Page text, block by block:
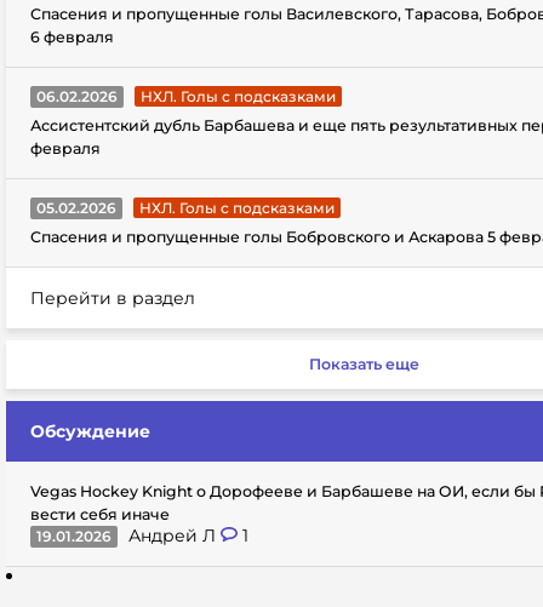
Спасения и пропущенные голы Василевского, Тарасова,
6 февраля
06.02.2026
НХЛ. Голы с подсказками
Ассистентский дубль Барбашева и еще пять результативных
февраля
05.02.2026
НХЛ. Голы с подсказками
Спасения и пропущенные голы Бобровского и Аскарова 5
Перейти в раздел
Показать еще
Обсуждение
Vegas Hockey Knight о Дорофееве и Барбашеве на ОИ, если бы
вести себя иначе
19.01.2026
Андрей Л 1